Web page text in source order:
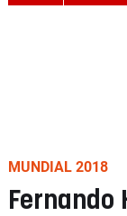
MUNDIAL 2018